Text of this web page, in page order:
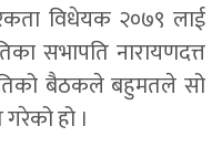
विधेयक २०७९ लाई
सभापति नारायणदत्त
बैठकले बहुमतले सो
हो ।